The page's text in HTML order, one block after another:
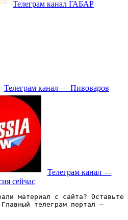
Телеграм канал ГАБАР
Телеграм канал — Пивоваров
Телеграм канал —
сейчас
материал с сайта? Оставьте
телеграм портал –